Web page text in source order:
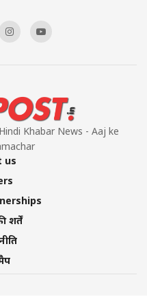
Khabar News - Aaj ke
us
शर्तें